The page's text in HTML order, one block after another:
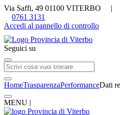
Via Saffi, 49 01100 VITERBO |
0761 3131
Accedi al pannello di controllo
Seguici su
HomeTrasparenzaPerformanceDati
MENU |